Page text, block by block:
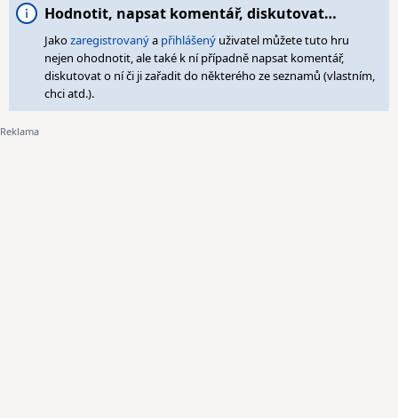
Hodnotit, napsat komentář, diskutovat…
Jakozaregistrovanýa přihlášený uživatel můžete tuto hru
nejen ohodnotit, ale také k ní případně napsat komentář,
diskutovat o ní či ji zařadit do některého ze seznamů (vlastním,
chci atd.).